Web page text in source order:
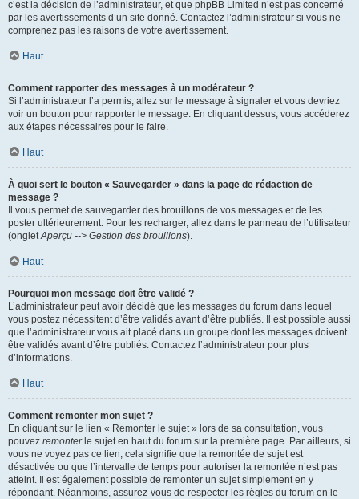
c’est la décision de l’administrateur, et que phpBB Limited n’est pas concerné
par les avertissements d’un site donné. Contactez l’administrateur si vous ne
comprenez pas les raisons de votre avertissement.
Haut
Comment rapporter des messages à un modérateur ?
Si l’administrateur l’a permis, allez sur le message à signaler et vous devriez
voir un bouton pour rapporter le message. En cliquant dessus, vous accéderez
aux étapes nécessaires pour le faire.
Haut
À quoi sert le bouton « Sauvegarder » dans la page de rédaction de
message ?
Il vous permet de sauvegarder des brouillons de vos messages et de les
poster ultérieurement. Pour les recharger, allez dans le panneau de l’utilisateur
(ongletAperçu --> Gestion des brouillons).
Haut
Pourquoi mon message doit être validé ?
L’administrateur peut avoir décidé que les messages du forum dans lequel
vous postez nécessitent d’être validés avant d’être publiés. Il est possible aussi
que l’administrateur vous ait placé dans un groupe dont les messages doivent
être validés avant d’être publiés. Contactez l’administrateur pour plus
d’informations.
Haut
Comment remonter mon sujet ?
En cliquant sur le lien « Remonter le sujet » lors de sa consultation, vous
pouvez remonterle sujet en haut du forum sur la première page. Par ailleurs, si
vous ne voyez pas ce lien, cela signifie que la remontée de sujet est
désactivée ou que l’intervalle de temps pour autoriser la remontée n’est pas
atteint. Il est également possible de remonter un sujet simplement en y
répondant. Néanmoins, assurez-vous de respecter les règles du forum en le